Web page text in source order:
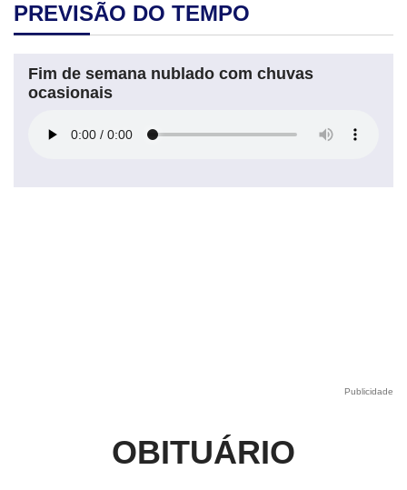
PREVISÃO DO TEMPO
Fim de semana nublado com chuvas
ocasionais
Publicidade
OBITUÁRIO